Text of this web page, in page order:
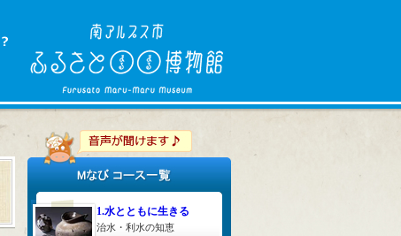
1.水とともに生きる
治水・利水の知恵